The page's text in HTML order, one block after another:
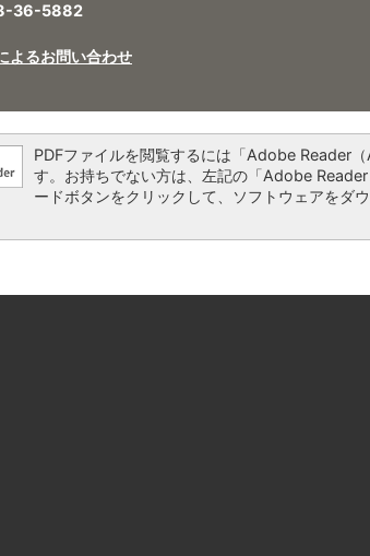
36-5882
よるお問い合わせ
PDFファイルを閲覧するには「Adobe Reader
す。お持ちでない方は、左記の「Adobe
ードボタンをクリックして、ソフトウェアをダ